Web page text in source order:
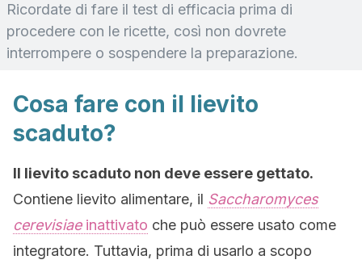
Ricordate di fare il test di efficacia prima di
procedere con le ricette, così non dovrete
interrompere o sospendere la preparazione.
Cosa fare con il lievito
scaduto?
Il lievito scaduto non deve essere gettato.
Contiene lievito alimentare, il Saccharomyces
cerevisiaeinattivato che può essere usato come
integratore. Tuttavia, prima di usarlo a scopo